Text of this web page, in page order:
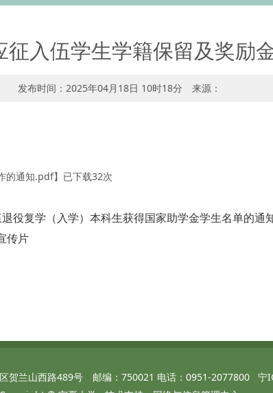
入伍学生学籍保留及奖励
发布时间：2025年04月18日 10时18分 来源：
的通知.pdf】已下载32次
役复学（入学）本科生获得国家助学金学生名单的通
传片
贺兰山西路489号 邮编：750021 电话：0951-2077800 宁